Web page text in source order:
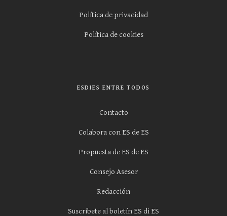
Política de privacidad
Política de cookies
ESDIES ENTRE TODOS
Contacto
Colabora con ES de ES
Propuesta de ES de ES
Consejo Asesor
Redacción
Suscríbete al boletín ES di ES